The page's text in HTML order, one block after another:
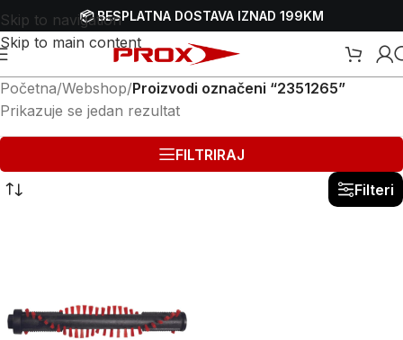
Skip to navigation
Skip to main content
📦 BESPLATNA DOSTAVA IZNAD 199KM
Početna/Webshop/Proizvodi označeni “2351265”
Prikazuje se jedan rezultat
FILTRIRAJ
Filteri